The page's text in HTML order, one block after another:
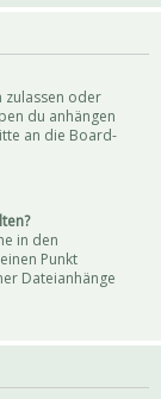
zulassen oder
du anhängen
an die Board-
in den
Punkt
Dateianhänge